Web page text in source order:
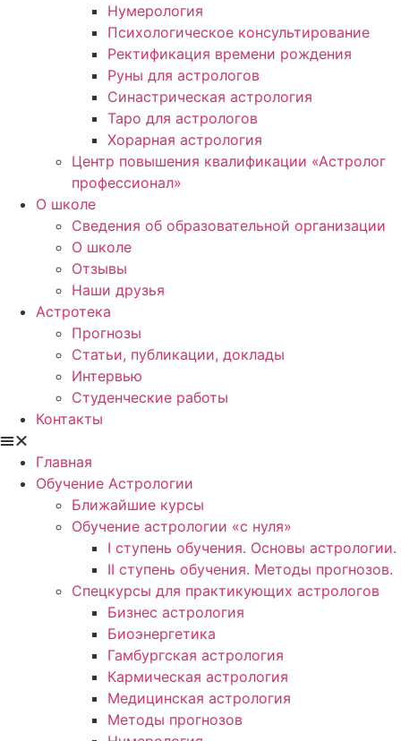
Нумерология
Психологическое консультирование
Ректификация времени рождения
Руны для астрологов
Синастрическая астрология
Таро для астрологов
Хорарная астрология
Центр повышения квалификации «Астролог
профессионал»
О школе
Сведения об образовательной организации
О школе
Отзывы
Наши друзья
Астротека
Прогнозы
Статьи, публикации, доклады
Интервью
Студенческие работы
Контакты
Главная
Обучение Астрологии
Ближайшие курсы
Обучение астрологии «с нуля»
I ступень обучения. Основы астрологии.
II ступень обучения. Методы прогнозов.
Спецкурсы для практикующих астрологов
Бизнес астрология
Биоэнергетика
Гамбургская астрология
Кармическая астрология
Медицинская астрология
Методы прогнозов